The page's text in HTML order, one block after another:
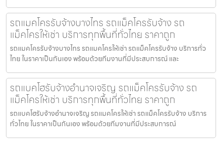
รถแมคโครรับจ้างบางไทร รถแม็คโครรับจ้าง รถ
แม็คโครให้เช่า บริการทุกพื้นที่ทั่วไทย ราคาถูก
รถแมคโครรับจ้างบางไทร รถแมคโครให้เช่า รถแม็คโครรับจ้าง บริการทั่ว
ไทย ในราคาเป็นกันเอง พร้อมด้วยทีมงานที่มีประสบการณ์ และ
รถแบคโฮรับจ้างอำนาจเจริญ รถแม็คโครรับจ้าง รถ
แม็คโครให้เช่า บริการทุกพื้นที่ทั่วไทย ราคาถูก
รถแบคโฮรับจ้างอำนาจเจริญ รถแมคโครให้เช่า รถแม็คโครรับจ้าง บริการ
ทั่วไทย ในราคาเป็นกันเอง พร้อมด้วยทีมงานที่มีประสบการณ์